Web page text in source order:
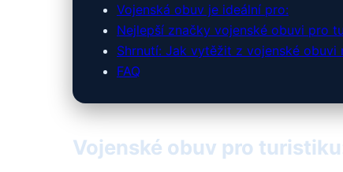
Vojenská obuv je ideální pro:
Nejlepší značky vojenské obuvi pro
Shrnutí: Jak vytěžit z vojenské obuvi
FAQ
Vojenské obuv pro